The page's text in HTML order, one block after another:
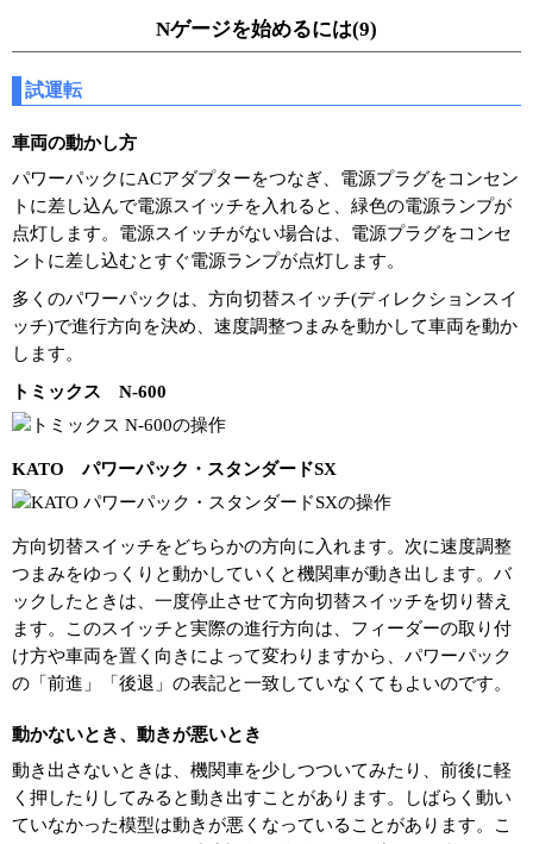
Nゲージを始めるには(9)
試運転
車両の動かし方
パワーパックにACアダプターをつなぎ、電源プラグをコンセン
トに差し込んで電源スイッチを入れると、緑色の電源ランプが
点灯します。電源スイッチがない場合は、電源プラグをコンセ
ントに差し込むとすぐ電源ランプが点灯します。
多くのパワーパックは、方向切替スイッチ(ディレクションスイ
ッチ)で進行方向を決め、速度調整つまみを動かして車両を動か
します。
トミックス N-600
KATO パワーパック・スタンダードSX
方向切替スイッチをどちらかの方向に入れます。次に速度調整
つまみをゆっくりと動かしていくと機関車が動き出します。バ
ックしたときは、一度停止させて方向切替スイッチを切り替え
ます。このスイッチと実際の進行方向は、フィーダーの取り付
け方や車両を置く向きによって変わりますから、パワーパック
の「前進」「後退」の表記と一致していなくてもよいのです。
動かないとき、動きが悪いとき
動き出さないときは、機関車を少しつついてみたり、前後に軽
く押したりしてみると動き出すことがあります。しばらく動い
ていなかった模型は動きが悪くなっていることがあります。こ